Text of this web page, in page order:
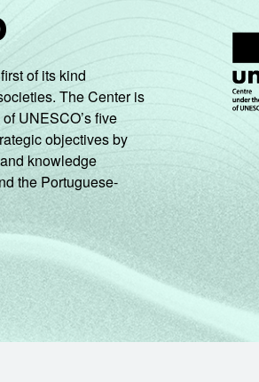
não reúne os grupos 90-
variável este indicador.
of its kind
The Center is
UNESCO’s five
objectives by
knowledge
the Portuguese-